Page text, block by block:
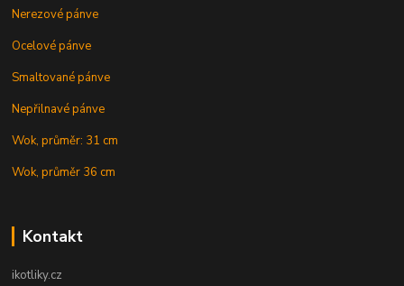
Nerezové pánve
Ocelové pánve
Smaltované pánve
Nepřilnavé pánve
Wok, průměr: 31 cm
Wok, průměr 36 cm
Kontakt
ikotliky.cz